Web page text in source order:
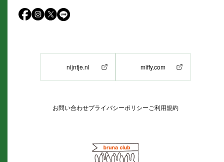
nijntje.nl miffy.com
お問い合わせプライバシーポリシー ご利用規約